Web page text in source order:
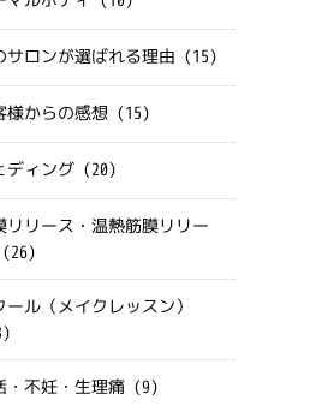
サロンが選ばれる理由 (15)
様からの感想 (15)
ディング (20)
リリース・温熱筋膜リリー
(26)
ール（メイクレッスン）
・不妊・生理痛 (9)